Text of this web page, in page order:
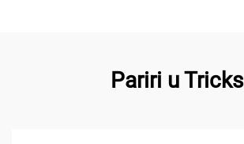
Pariri u Tricks